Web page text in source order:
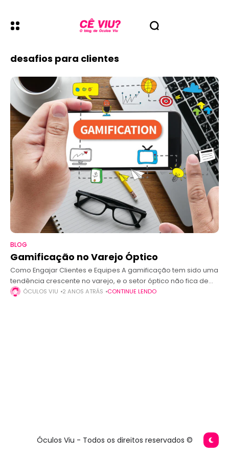
desafios para clientes
BLOG
Gamificação no Varejo Óptico
Como Engajar Clientes e Equipes A gamificação tem sido uma
tendência crescente no varejo, e o setor óptico não fica de
fora. Trata-se da aplicação de elementos de jogos, como
ÓCULOS VIU 2 ANOS ATRÁS CONTINUE LENDO
Óculos Viu - Todos os direitos reservados ©